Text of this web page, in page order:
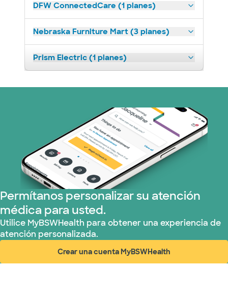
DFW ConnectedCare (1 planes)
Nebraska Furniture Mart (3 planes)
Prism Electric (1 planes)
Permítanos personalizar su atención
médica para usted.
Utilice MyBSWHealth para obtener una experiencia de
atención personalizada.
Crear una cuenta MyBSWHealth
(abre en ventana nueva)